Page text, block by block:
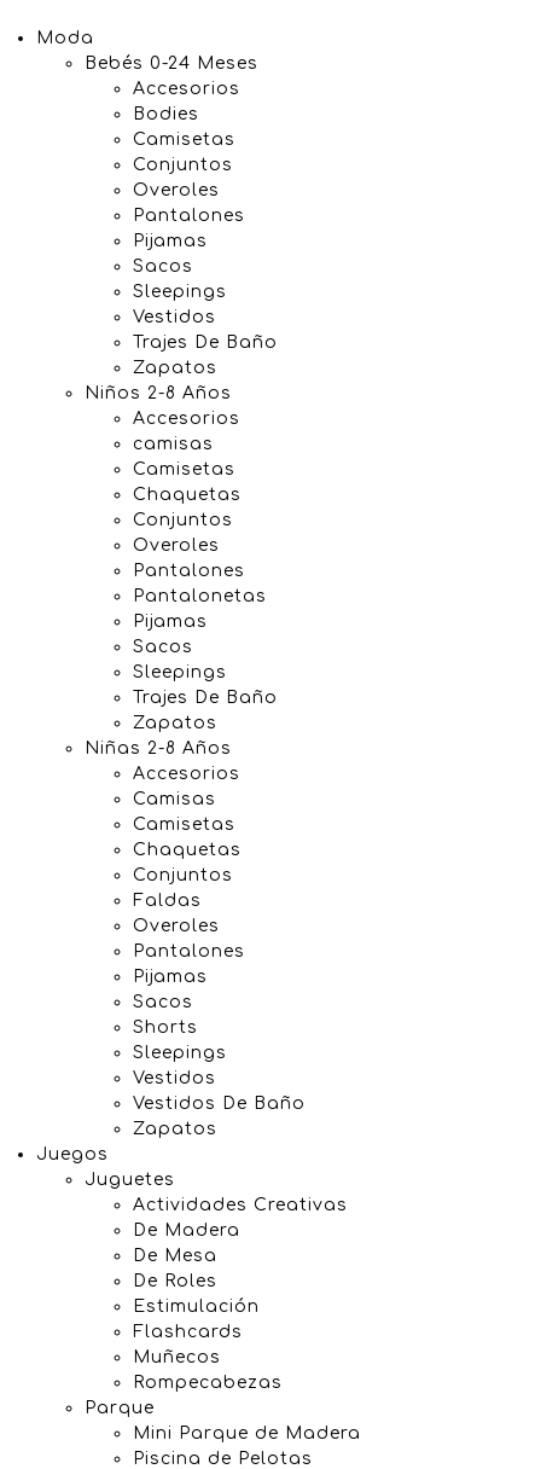
Moda
Bebés 0-24 Meses
Accesorios
Bodies
Camisetas
Conjuntos
Overoles
Pantalones
Pijamas
Sacos
Sleepings
Vestidos
Trajes De Baño
Zapatos
Niños 2-8 Años
Accesorios
camisas
Camisetas
Chaquetas
Conjuntos
Overoles
Pantalones
Pantalonetas
Pijamas
Sacos
Sleepings
Trajes De Baño
Zapatos
Niñas 2-8 Años
Accesorios
Camisas
Camisetas
Chaquetas
Conjuntos
Faldas
Overoles
Pantalones
Pijamas
Sacos
Shorts
Sleepings
Vestidos
Vestidos De Baño
Zapatos
Juegos
Juguetes
Actividades Creativas
De Madera
De Mesa
De Roles
Estimulación
Flashcards
Muñecos
Rompecabezas
Parque
Mini Parque de Madera
Piscina de Pelotas